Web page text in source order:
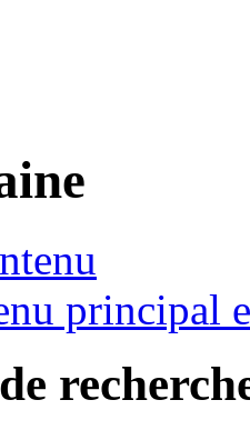
principal